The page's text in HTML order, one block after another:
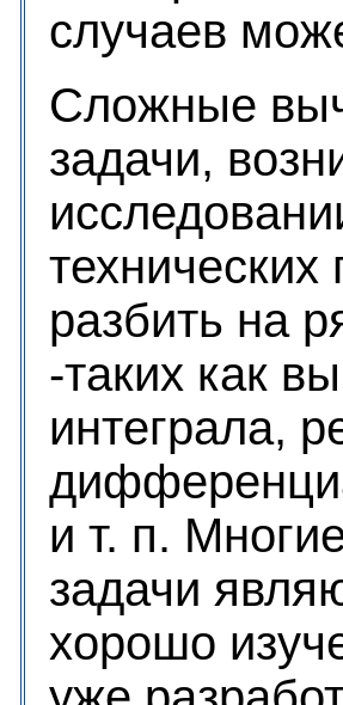
случаев
Сложные
задачи,
разбить на
-таких как
интеграла,
и т. п.
задачи
хорошо